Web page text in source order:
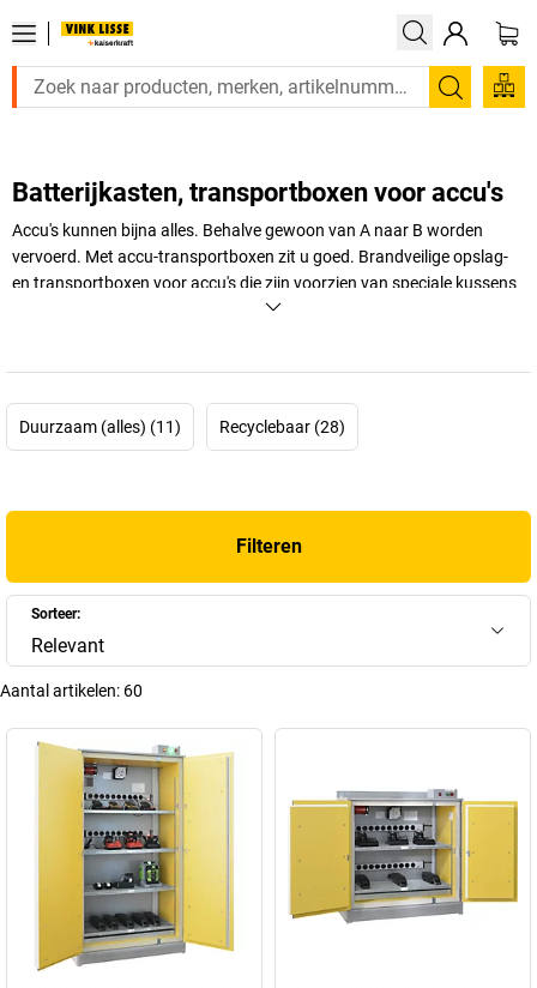
Zoeken
Batterijkasten, transportboxen voor accu's
Accu's kunnen bijna alles. Behalve gewoon van A naar B worden
vervoerd. Met accu-transportboxen zit u goed. Brandveilige opslag-
en transportboxen voor accu's die zijn voorzien van speciale kussens
en zijn ontworpen conform de richtlijnen zorgen voor een ideale
+Meer weergeven
Duurzaam (alles) (11)
Recyclebaar (28)
Filteren
Sorteer:
Relevant
Aantal artikelen: 60